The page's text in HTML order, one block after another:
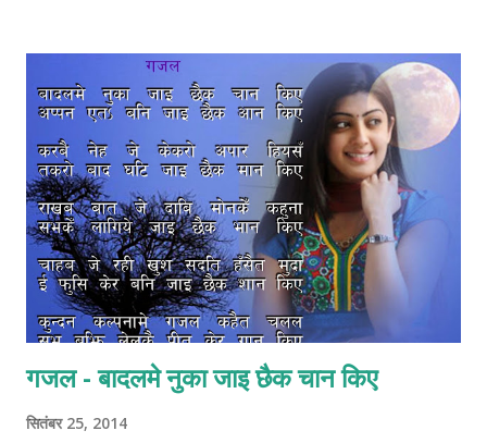
गजल - बादलमे नुका जाइ छैक चान किए
सितंबर 25, 2014